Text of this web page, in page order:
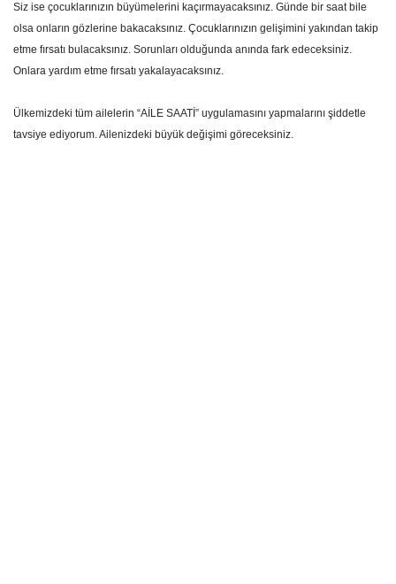
Siz ise çocuklarınızın büyümelerini kaçırmayacaksınız. Günde bir saat bile
olsa onların gözlerine bakacaksınız. Çocuklarınızın gelişimini yakından takip
etme fırsatı bulacaksınız. Sorunları olduğunda anında fark edeceksiniz.
Onlara yardım etme fırsatı yakalayacaksınız.
Ülkemizdeki tüm ailelerin “AİLE SAATİ” uygulamasını yapmalarını şiddetle
tavsiye ediyorum. Ailenizdeki büyük değişimi göreceksiniz.